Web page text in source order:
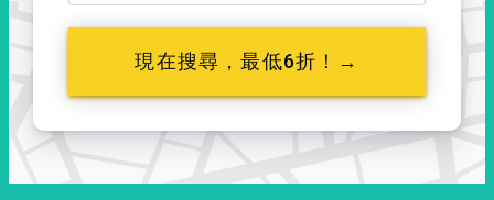
現在搜尋，最低6折！→